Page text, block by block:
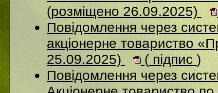
(розміщено 26.09.2025)
Повідомлення через
акціонерне товариство
25.09.2025)
( підпис )
Повідомлення через